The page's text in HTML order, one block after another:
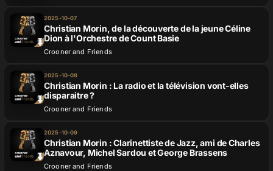
2025-10-07
Christian Morin, de la découverte de la jeune Céline
Dion à l'Orchestre de Count Basie
Crooner and Friends
2025-10-08
Christian Morin : La radio et la télévision vont-elles
disparaitre ?
Crooner and Friends
2025-10-09
Christian Morin : Clarinettiste de Jazz, ami de Charles
Aznavour, Michel Sardou et George Brassens
Crooner and Friends